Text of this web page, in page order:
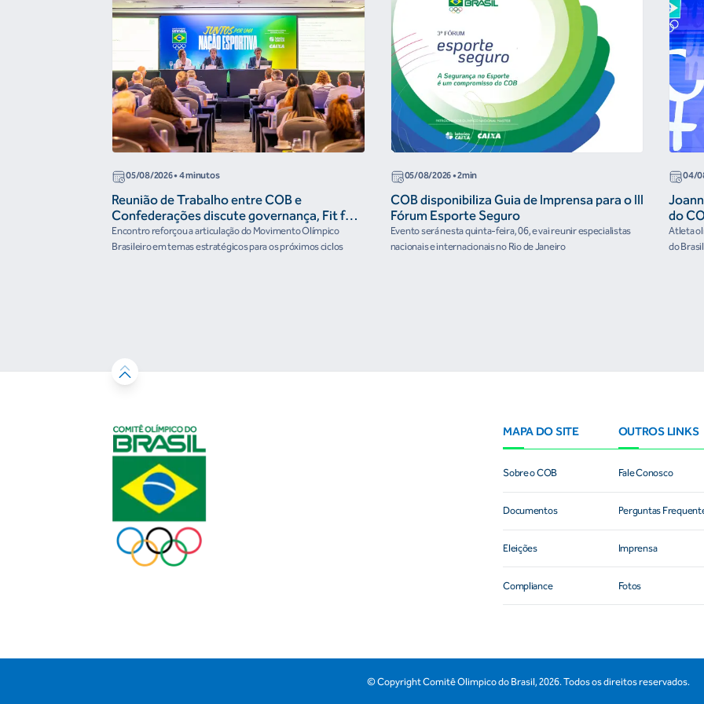
05/08/2026• 4 minutos
Reunião de Trabalho entre COB e
Confederações discute governança, Fit for
the Future e presença do Brasil em
organismos internacionais
Encontro reforçou a articulação do Movimento Olímpico
Brasileiro em temas estratégicos para os próximos ciclos
05/08/2026• 2min
COB disponibiliza Guia de Imprensa para o III
Fórum Esporte Seguro
Evento será nesta quinta-feira, 06, e vai reunir especialistas
nacionais e internacionais no Rio de Janeiro
04/
do
Atleta
do
MAPA DO SITE
Sobre o COB
Documentos
Eleições
Compliance
OUTROS LINKS
Fale Conosco
Perguntas
Imprensa
Fotos
© Copyright Comitê Olimpico do Brasil, 2026. Todos os direitos reservados.